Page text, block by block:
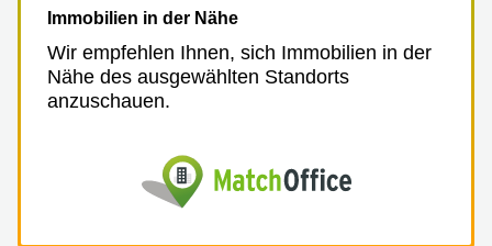
Immobilien in der Nähe
Wir empfehlen Ihnen, sich Immobilien in der
Nähe des ausgewählten Standorts
anzuschauen.